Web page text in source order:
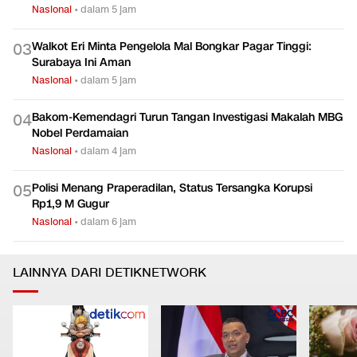
Nasional •dalam 5 jam
03Walkot Eri Minta Pengelola Mal Bongkar Pagar Tinggi:
Surabaya Ini Aman
Nasional •dalam 5 jam
04Bakom-Kemendagri Turun Tangan Investigasi Makalah MBG
Nobel Perdamaian
Nasional •dalam 4 jam
05Polisi Menang Praperadilan, Status Tersangka Korupsi
Rp1,9 M Gugur
Nasional •dalam 6 jam
LAINNYA DARI DETIKNETWORK